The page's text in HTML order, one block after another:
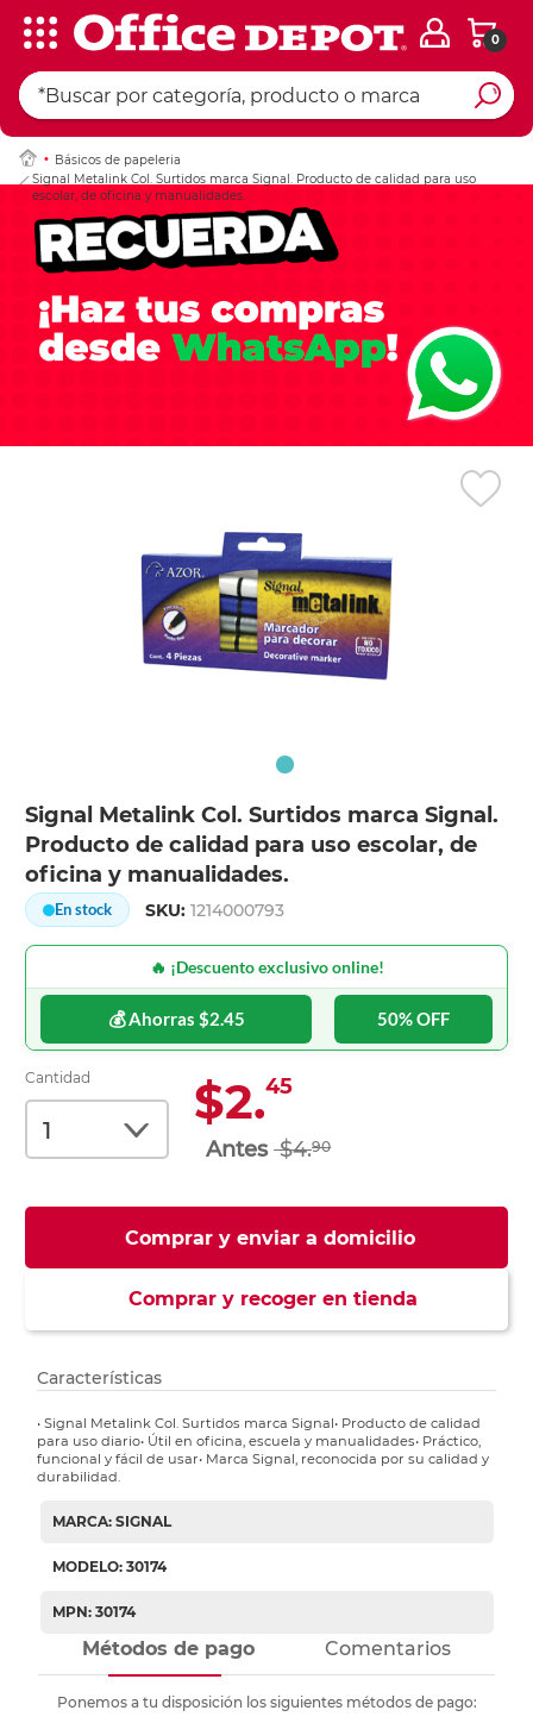
0
Básicos de papeleria
Signal Metalink Col. Surtidos marca Signal. Producto de calidad para uso
escolar, de oficina y manualidades.
Signal Metalink Col. Surtidos marca Signal.
Producto de calidad para uso escolar, de
oficina y manualidades.
En stock SKU:1214000793
🔥 ¡Descuento exclusivo online!
💰 Ahorras $2.45 50% OFF
Cantidad $2.45
$4.90
Comprar y enviar a domicilio
Comprar y recoger en tienda
Ingresar Codigo
Características
• Signal Metalink Col. Surtidos marca Signal• Producto de calidad
para uso diario• Útil en oficina, escuela y manualidades• Práctico,
funcional y fácil de usar• Marca Signal, reconocida por su calidad y
durabilidad.
MARCA: SIGNAL
MODELO: 30174
MPN: 30174
Métodos de pago Comentarios
Ponemos a tu disposición los siguientes métodos de pago: